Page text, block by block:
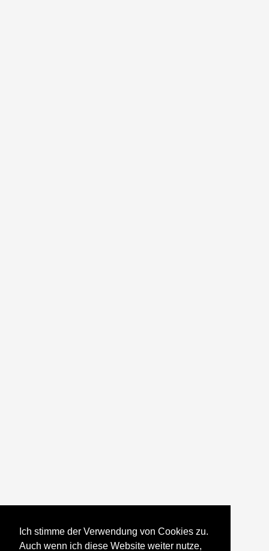
Ich stimme der Verwendung von Cookies zu.
Auch wenn ich diese Website weiter nutze,